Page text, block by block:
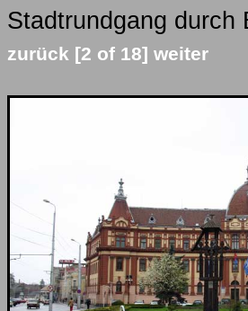
Stadtrundgang durch
zurück [2 of 18] weiter